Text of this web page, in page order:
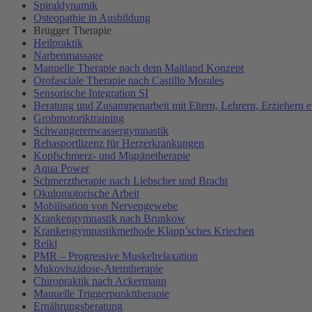
Spiraldynamik
Osteopathie in Ausbildung
Brügger Therapie
Heilpraktik
Narbenmassage
Manuelle Therapie nach dem Maitland Konzept
Orofasciale Therapie nach Castillo Morales
Sensorische Integration SI
Beratung und Zusammenarbeit mit Eltern, Lehrern, Erziehern
Grobmotoriktraining
Schwangerenwassergymnastik
Rehasportlizenz für Herzerkrankungen
Kopfschmerz- und Migränetherapie
Aqua Power
Schmerztherapie nach Liebscher und Bracht
Okulomotorische Arbeit
Mobilisation von Nervengewebe
Krankengymnastik nach Brunkow
Krankengymnastikmethode Klapp’sches Kriechen
Reiki
PMR – Progressive Muskelrelaxation
Mukoviszidose-Atemtherapie
Chiropraktik nach Ackermann
Manuelle Triggerpunkttherapie
Ernährungsberatung